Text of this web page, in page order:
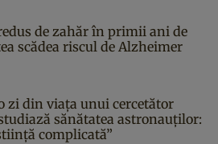
de zahăr în primii ani de
scădea riscul de Alzheimer
zi din viața unui cercetător
sănătatea astronauților:
complicată”